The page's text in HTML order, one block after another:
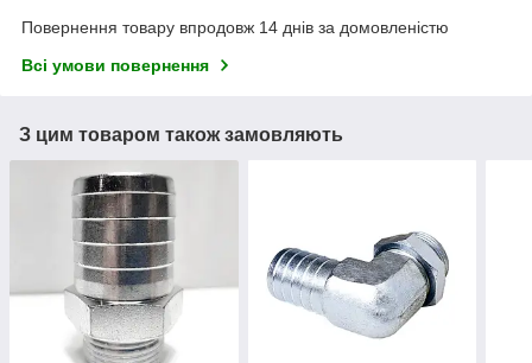
Повернення товару впродовж 14 днів за домовленістю
Всі умови повернення
З цим товаром також замовляють